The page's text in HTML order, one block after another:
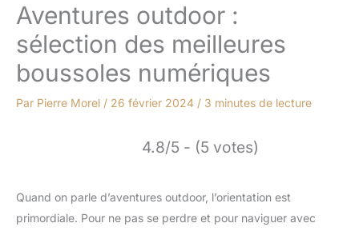
Aventures outdoor :
sélection des meilleures
boussoles numériques
Par Pierre Morel / 26 février 2024 / 3 minutes de lecture
4.8/5 - (5 votes)
Quand on parle d’aventures outdoor, l’orientation est
primordiale. Pour ne pas se perdre et pour naviguer avec